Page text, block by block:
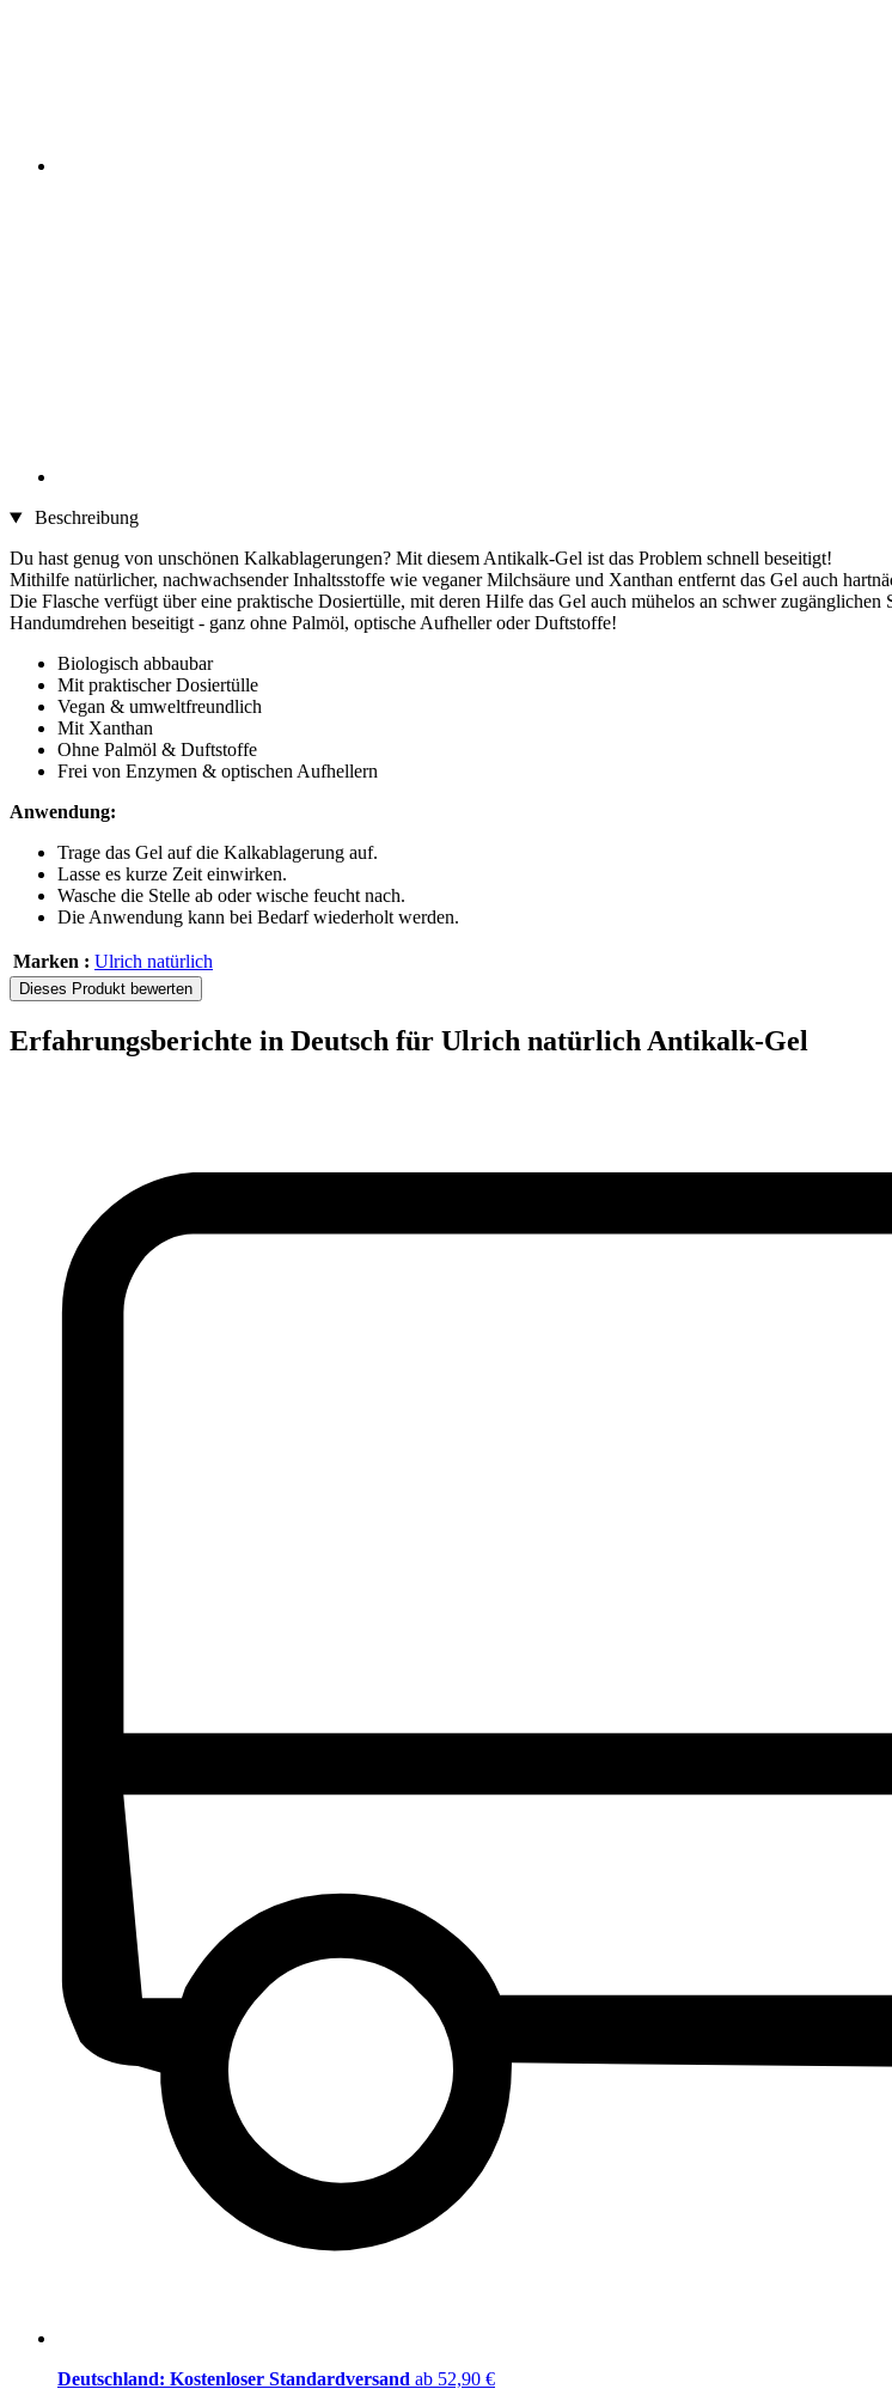
Beschreibung
Du hast genug von unschönen Kalkablagerungen? Mit diesem Antikalk-Gel ist das Problem schnell beseitigt!
Mithilfe natürlicher, nachwachsender Inhaltsstoffe wie veganer Milchsäure und Xanthan entfernt das Gel auch
Die Flasche verfügt über eine praktische Dosiertülle, mit deren Hilfe das Gel auch mühelos an schwer
Handumdrehen beseitigt - ganz ohne Palmöl, optische Aufheller oder Duftstoffe!
Biologisch abbaubar
Mit praktischer Dosiertülle
Vegan & umweltfreundlich
Mit Xanthan
Ohne Palmöl & Duftstoffe
Frei von Enzymen & optischen Aufhellern
Anwendung:
Trage das Gel auf die Kalkablagerung auf.
Lasse es kurze Zeit einwirken.
Wasche die Stelle ab oder wische feucht nach.
Die Anwendung kann bei Bedarf wiederholt werden.
Marken : Ulrich natürlich
Dieses Produkt bewerten
Erfahrungsberichte in Deutsch für Ulrich natürlich Antikalk-Gel
Deutschland: Kostenloser Standardversand ab 52,90 €